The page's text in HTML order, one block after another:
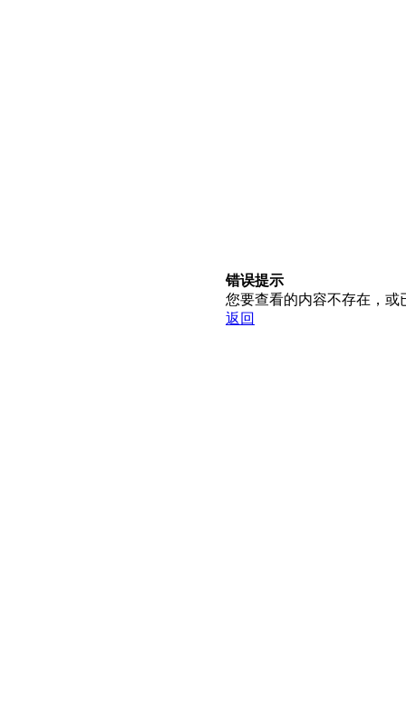
错误提示
您要查看的内容不存在，或
返回